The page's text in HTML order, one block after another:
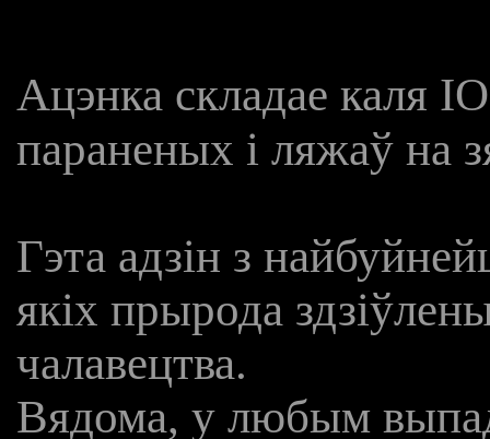
Ацэнка складае каля
параненых і ляжаў на
Гэта адзін з
якіх прырода
чалавецтва.
Вядома, у любым